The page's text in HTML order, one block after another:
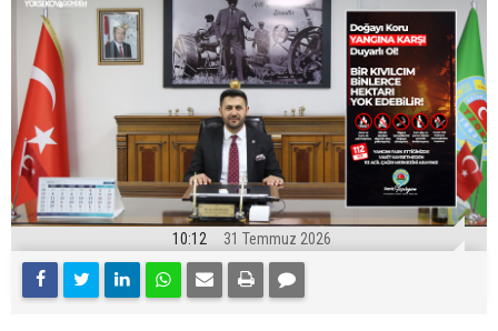
10:12 31 Temmuz 2026